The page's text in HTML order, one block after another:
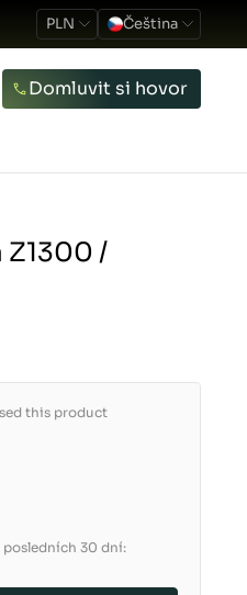
PLN Čeština
Domluvit si hovor
Z1300 /
this product
posledních 30 dní: